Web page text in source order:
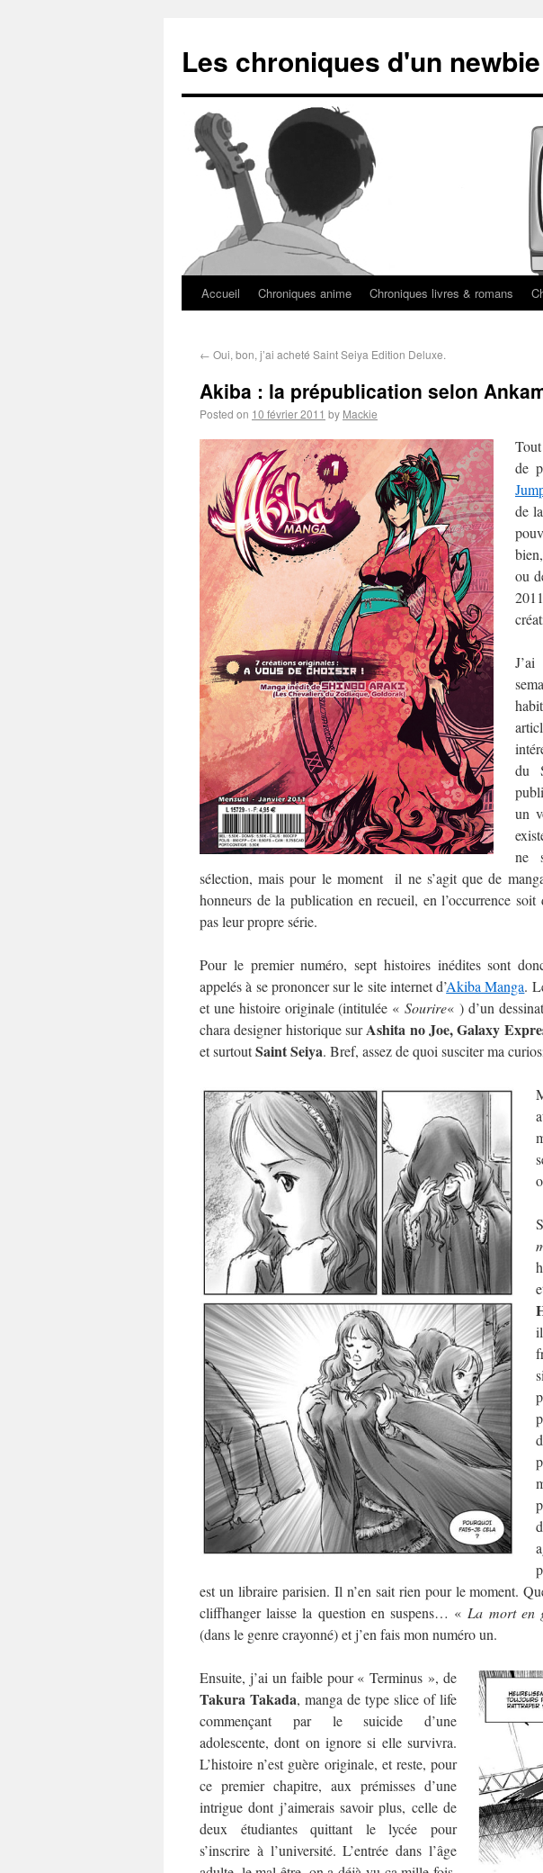
Les chroniques d'un newbie
Accueil Chroniques anime Chroniques livres & romans
← Oui, bon, j’ai acheté Saint Seiya Edition Deluxe.
Akiba : la prépublication selon
Posted on 10 février 2011 by Mackie
de
de
bien,
ou
du
un
ne
sélection, mais pour le moment il ne s’agit que de
honneurs de la publication en recueil, en l’occurrence soit
pas leur propre série.
Pour le premier numéro, sept histoires inédites sont
appelés à se prononcer sur le site internet d’Akiba Manga.
et une histoire originale (intitulée «Sourire« ) d’un
chara designer historique surAshita no Joe, Galaxy
et surtoutSaint Seiya. Bref, assez de quoi susciter ma
est un libraire parisien. Il n’en sait rien pour le moment.
cliffhanger laisse la question en suspens… « La mort en
(dans le genre crayonné) et j’en fais mon numéro un.
Ensuite, j’ai un faible pour « Terminus », de
Takura Takada, manga de type slice of life
commençant par le suicide d’une
adolescente, dont on ignore si elle survivra.
L’histoire n’est guère originale, et reste, pour
ce premier chapitre, aux prémisses d’une
intrigue dont j’aimerais savoir plus, celle de
deux étudiantes quittant le lycée pour
s’inscrire à l’université. L’entrée dans l’âge